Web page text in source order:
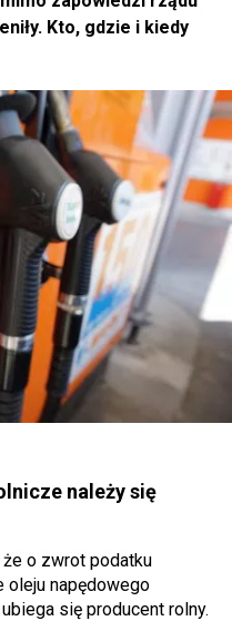
Kto, gdzie i kiedy
należy się
o zwrot podatku
oleju napędowego
się producent rolny.